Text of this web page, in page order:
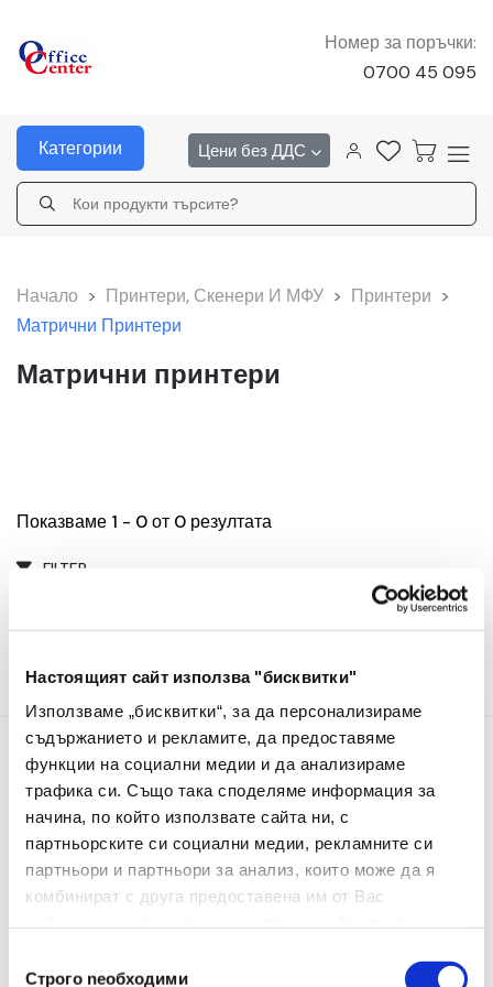
Настоящият сайт използва "бисквитки"
Използваме „бисквитки“, за да персонализираме
съдържанието и рекламите, да предоставяме
функции на социални медии и да анализираме
трафика си. Също така споделяме информация за
начина, по който използвате сайта ни, с
партньорските си социални медии, рекламните си
партньори и партньори за анализ, които може да я
комбинират с друга предоставена им от Вас
наСтрого nеобходими
Номер за поръчки:
0700 45 095
Категории Цени без ДДС
Начало > Принтери, Скенери И МФУ > Принтери >
Матрични Принтери
Матрични принтери
Показваме 1 - 0 от 0 резултата
FILTER
Информация
Контакти